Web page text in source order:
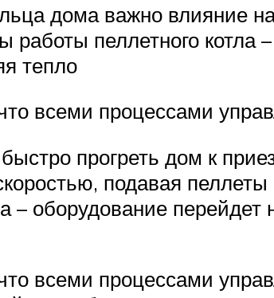
дома важно влияние
работы пеллетного котла
тепло
всеми процессами
прогреть дом к
подавая
– оборудование
всеми процессами